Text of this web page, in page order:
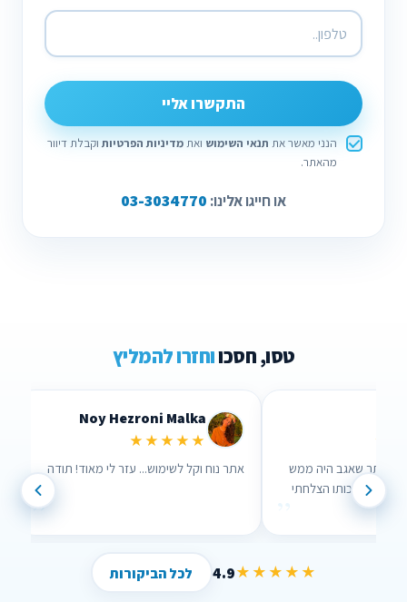
התקשרו אליי
הנני מאשר את תנאי השימוש ואתמדיניות הפרטיות וקבלת דיוור
מהאתר.
או חייגו אלינו: 03-3034770
טסו, חסכווחזרו להמליץ
Noy Hezroni Malka
★★★★★
אתר נוח וקל לשימוש... עזר לי מאוד! תודה
”
האתר שאגב היה ממש
לי , בזכותו הצלחתי
★★★★★
4.9 לכל הביקורות